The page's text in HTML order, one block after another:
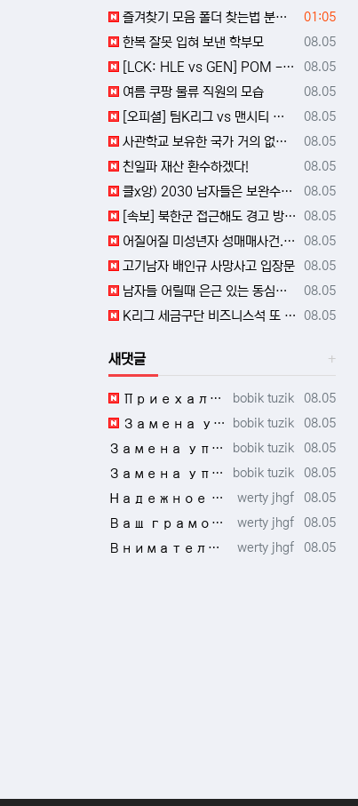
등록일
01:05
즐겨찾기 모음 폴더 찾는법 분야별로 정리해서 빠르게 확인하는 방법
등록일
08.05
한복 잘못 입혀 보낸 학부모
등록일
08.05
[LCK: HLE vs GEN] POM - 얘들아 형 진짜 정신차렸다 GEN Ruler 박재혁 ㅅㅅㅅㅅㅅㅅㅅㅅㅅㅅㅅㅅㅅㅅㅅㅅㅅㅅㅅㅅㅅㅅㅅㅅㅅㅅㅅㅅㅅㅅㅅㅅ
등록일
08.05
여름 쿠팡 물류 직원의 모습
등록일
08.05
[오피셜] 팀K리그 vs 맨시티 MOM
등록일
08.05
사관학교 보유한 국가 거의 없다는 국방부 장관
등록일
08.05
친일파 재산 환수하겠다!
등록일
08.05
클x앙) 2030 남자들은 보완수사권 폐지 이득 아님?
등록일
08.05
[속보] 북한군 접근해도 경고 방송, 사격 자제해라 ㄷㄷㄷㄷㄷㄷㄷㄷㄷㄷㄷ
등록일
08.05
어질어질 미성년자 성매매사건.jpg
등록일
08.05
고기남자 배인규 사망사고 입장문
등록일
08.05
남자들 어릴때 은근 있는 동심파괴
등록일
08.05
K리그 세금구단 비즈니스석 또 터졌다 ㅋㅋㅋㅋㅋㅋㅋㅋㅋㅋ
새댓글
등록자
bobik tuzik 등록일
08.05
Приехали в удобное для меня время после работы, спасибо за гибкость. http://210.…
등록자
bobik tuzik 등록일
08.05
Замена уплотнителя на пластиковых окнах — лучшая альтернатива дорогому ремонту. …
등록자
bobik tuzik 등록일
08.05
Замена уплотнителя на пластиковых окнах проведена строго по технологии, без клея…
등록자
bobik tuzik 등록일
08.05
Замена уплотнителя на пластиковых окнах обошлась дешевле, чем покупка теплых коф…
등록자
werty jhgf 등록일
08.05
Надежное агентство, доверяю им перевод документов уже много лет. https://chaar-r…
등록자
werty jhgf 등록일
08.05
Ваш грамотный перевод документов помог заключить контракт с инвесторами. https:/…
등록자
werty jhgf 등록일
08.05
Внимательный подход к деталям, отличный перевод документов. https://gitea.hpdock…